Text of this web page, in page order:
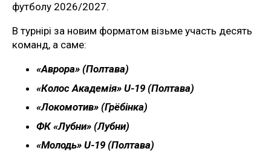
футболу 2026/2027.
В турнірі за новим форматом візьме участь десять
команд, а саме:
«Аврора» (Полтава)
«Колос Академія» U-19 (Полтава)
«Локомотив» (Грёбінка)
ФК «Лубни» (Лубни)
«Молодь» U-19 (Полтава)